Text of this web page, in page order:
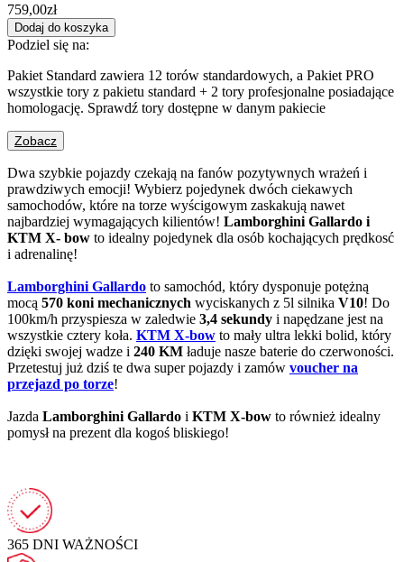
759,00zł
Dodaj do koszyka
Podziel się na:
Pakiet Standard zawiera 12 torów standardowych, a Pakiet PRO
wszystkie tory z pakietu standard + 2 tory profesjonalne posiadające
homologację. Sprawdź tory dostępne w danym pakiecie
Zobacz
Dwa szybkie pojazdy czekają na fanów pozytywnych wrażeń i
prawdziwych emocji! Wybierz pojedynek dwóch ciekawych
samochodów, które na torze wyścigowym zaskakują nawet
najbardziej wymagających kilientów! Lamborghini Gallardo i
KTM X- bow to idealny pojedynek dla osób kochających prędkosć
i adrenalinę!
Lamborghini Gallardo to samochód, który dysponuje potężną
mocą 570 koni mechanicznych wyciskanych z 5l silnika V10! Do
100km/h przyspiesza w zaledwie 3,4 sekundy i napędzane jest na
wszystkie cztery koła. KTM X-bow to mały ultra lekki bolid, który
dzięki swojej wadze i 240 KM ładuje nasze baterie do czerwoności.
Przetestuj już dziś te dwa super pojazdy i zamów voucher na
przejazd po torze!
Jazda Lamborghini Gallardo i KTM X-bow to również idealny
pomysł na prezent dla kogoś bliskiego!
365 DNI WAŻNOŚCI